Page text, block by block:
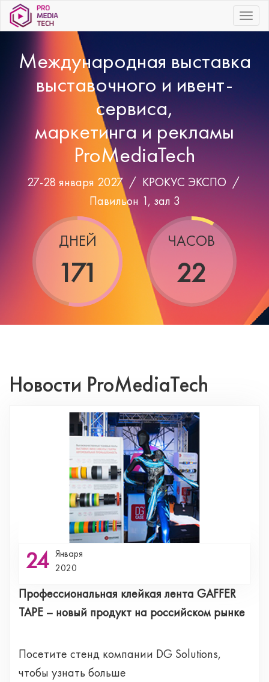
|||
Международная выставка
выставочного и ивент-
сервиса,
маркетинга и рекламы
ProMediaTech
27-28 января 2027 / КРОКУС ЭКСПО /
Павильон 1, зал 3
ДНЕЙ
171
ЧАСОВ
22
Новости ProMediaTech
24 Января
2020
Профессиональная клейкая лента GAFFER
TAPE – новый продукт на российском рынке
Посетите стенд компании DG Solutions,
чтобы узнать больше